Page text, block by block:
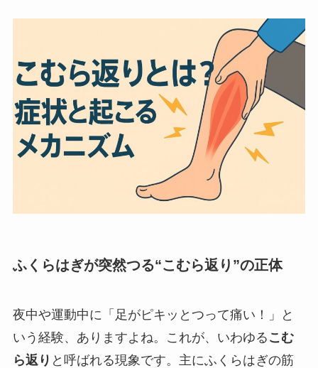
ふくらはぎが突然つる“こむら返り”の正体
夜中や運動中に「足がピキッとつって痛い！」と
いう経験、ありますよね。これが、いわゆる こむ
ら返り と呼ばれる現象です。主にふくらはぎの筋